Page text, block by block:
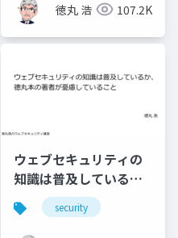
徳丸 浩 107.2K
ウェブセキュリティの
知識は普及している
か、徳丸本の著者が憂
慮していること
security